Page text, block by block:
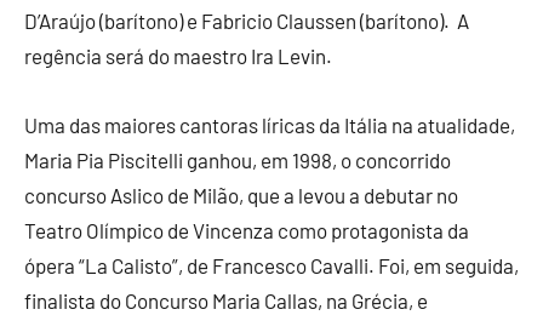
D’Araújo (barítono) e Fabricio Claussen (barítono). A
regência será do maestro Ira Levin.
Uma das maiores cantoras líricas da Itália na atualidade,
Maria Pia Piscitelli ganhou, em 1998, o concorrido
concurso Aslico de Milão, que a levou a debutar no
Teatro Olímpico de Vincenza como protagonista da
ópera “La Calisto”, de Francesco Cavalli. Foi, em seguida,
finalista do Concurso Maria Callas, na Grécia, e